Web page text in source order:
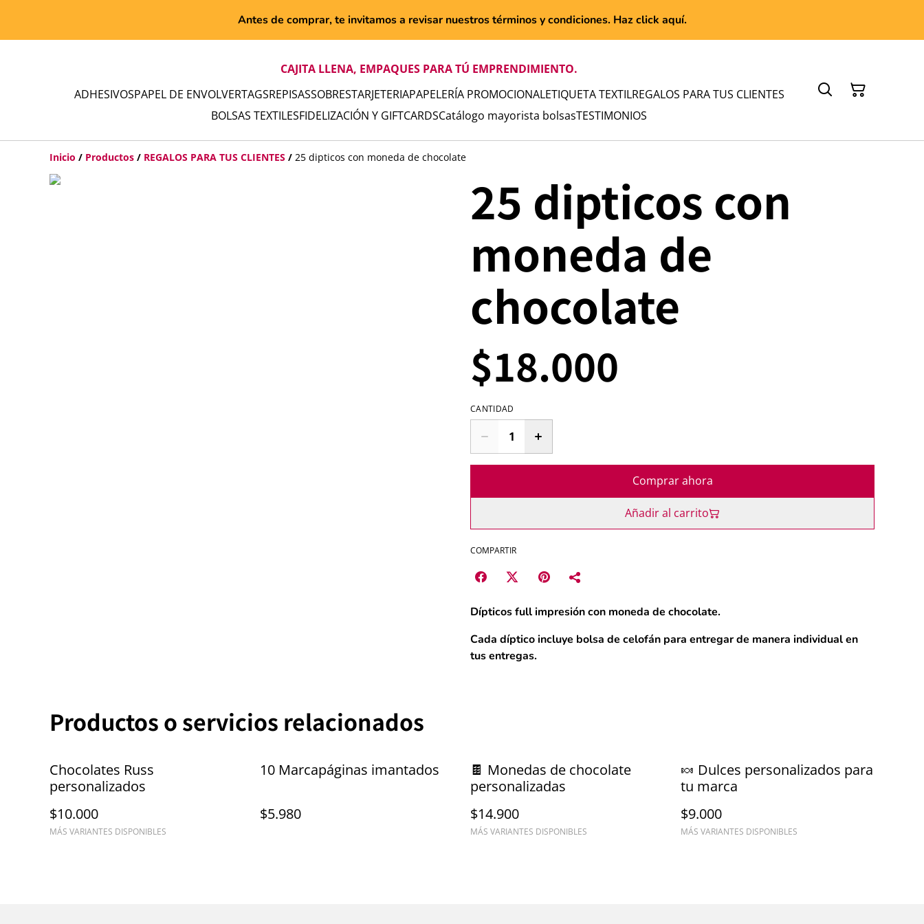
Antes de comprar, te invitamos a revisar nuestros términos y condiciones. Haz click aquí.
CAJITA LLENA, EMPAQUES PARA TÚ EMPRENDIMIENTO.
ADHESIVOSPAPEL DE ENVOLVERTAGSREPISASSOBRESTARJETERIAPAPELERÍA PROMOCIONALETIQUETA TEXTILREGALOS PARA TUS CLIENTES
BOLSAS TEXTILESFIDELIZACIÓN Y GIFTCARDSCatálogo mayorista bolsasTESTIMONIOS
Inicio / Productos / REGALOS PARA TUS CLIENTES / 25 dipticos con moneda de chocolate
25 dipticos con
moneda de
chocolate
$18.000
CANTIDAD
Comprar ahora
Añadir al carrito
COMPARTIR
Dípticos full impresión con moneda de chocolate.
Cada díptico incluye bolsa de celofán para entregar de manera individual en
tus entregas.
Productos o servicios relacionados
Chocolates Russ
personalizados
$10.000
MÁS VARIANTES DISPONIBLES
10 Marcapáginas imantados
$5.980
🍫 Monedas de chocolate
personalizadas
$14.900
MÁS VARIANTES DISPONIBLES
🍬 Dulces personalizados para
tu marca
$9.000
MÁS VARIANTES DISPONIBLES